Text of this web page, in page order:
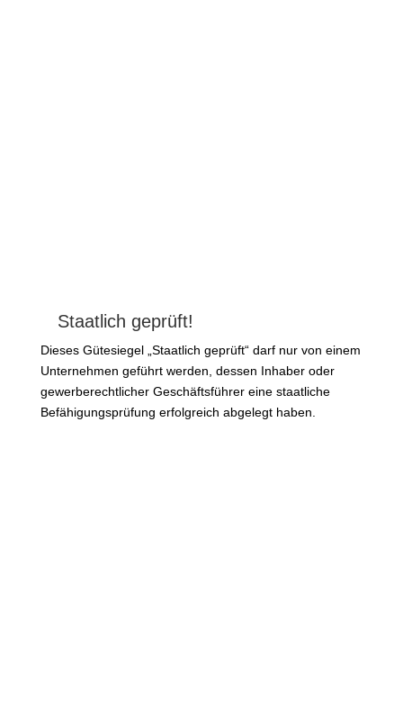
Staatlich geprüft!
Dieses Gütesiegel „Staatlich geprüft“ darf nur von einem
Unternehmen geführt werden, dessen Inhaber oder
gewerberechtlicher Geschäftsführer eine staatliche
Befähigungsprüfung erfolgreich abgelegt haben.